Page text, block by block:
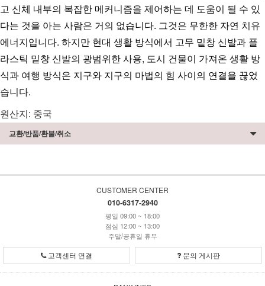
고 신체 내부의 복잡한 메커니즘을 제어하는 ​​데 도움이 될 수 있
다는 것을 아는 사람은 거의 없습니다. 그것은 무한한 자연 치유
에너지입니다. 하지만 현대 생활 방식에서 고무 밑창 신발과 플
라스틱 밑창 신발의 광범위한 사용, 도시 건물이 가져온 생활 방
식과 여행 방식은 지구와 지구의 마법의 힘 사이의 연결을 끊었
습니다.
원산지: 중국
교환/반품/환불/취소
CUSTOMER CENTER
010-6317-2940
평일 09:00 ~ 18:00
점심 12:00 ~ 13:00
주말/공휴일 휴무
고객센터 연결 문의 게시판